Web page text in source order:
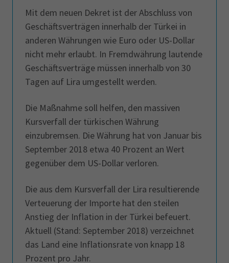
Mit dem neuen Dekret ist der Abschluss von
Geschäftsverträgen innerhalb der Türkei in
anderen Währungen wie Euro oder US-Dollar
nicht mehr erlaubt. In Fremdwährung lautende
Geschäftsverträge müssen innerhalb von 30
Tagen auf Lira umgestellt werden.
Die Maßnahme soll helfen, den massiven
Kursverfall der türkischen Währung
einzubremsen. Die Währung hat von Januar bis
September 2018 etwa 40 Prozent an Wert
gegenüber dem US-Dollar verloren.
Die aus dem Kursverfall der Lira resultierende
Verteuerung der Importe hat den steilen
Anstieg der Inflation in der Türkei befeuert.
Aktuell (Stand: September 2018) verzeichnet
das Land eine Inflationsrate von knapp 18
Prozent pro Jahr.